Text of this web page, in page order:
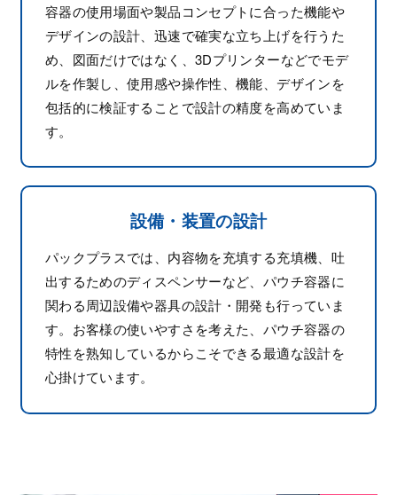
容器の使用場面や製品コンセプトに合った機能や
デザインの設計、迅速で確実な立ち上げを行うた
め、図面だけではなく、3Dプリンターなどでモデ
ルを作製し、使用感や操作性、機能、デザインを
包括的に検証することで設計の精度を高めていま
す。
設備・装置の設計
パックプラスでは、内容物を充填する充填機、吐
出するためのディスペンサーなど、パウチ容器に
関わる周辺設備や器具の設計・開発も行っていま
す。お客様の使いやすさを考えた、パウチ容器の
特性を熟知しているからこそできる最適な設計を
心掛けています。